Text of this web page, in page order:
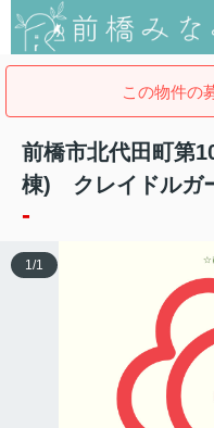
この物件の
前橋市北代田町第
棟) クレイドルガ
-
1/1